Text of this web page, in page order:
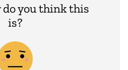
do you think this
is?